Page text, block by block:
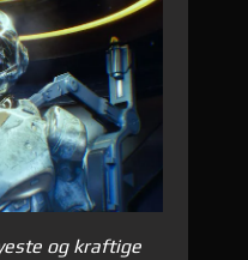
og kraftige